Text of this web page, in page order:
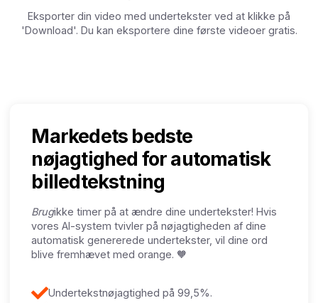
Eksporter din video med undertekster ved at klikke på
'Download'. Du kan eksportere dine første videoer gratis.
Markedets bedste
nøjagtighed for automatisk
billedtekstning
‍Brugikke timer på at ændre dine undertekster! Hvis
vores AI-system tvivler på nøjagtigheden af dine
automatisk genererede undertekster, vil dine ord
blive fremhævet med orange. 🧡
Undertekstnøjagtighed på 99,5%.